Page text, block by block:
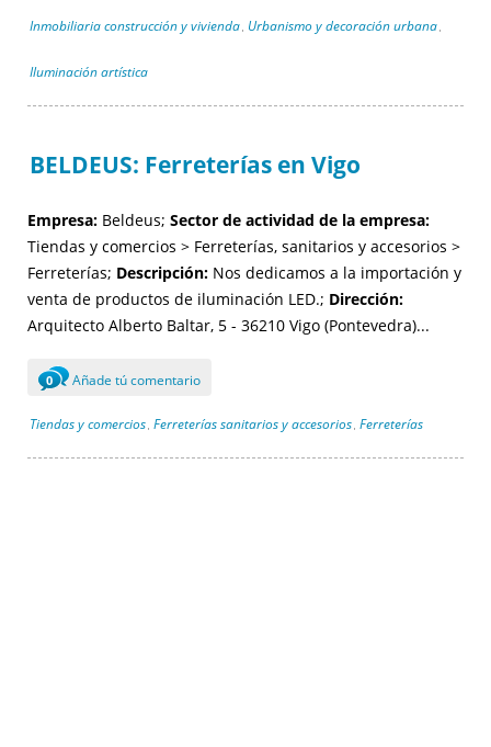
Inmobiliaria construcción y vivienda , Urbanismo y decoración urbana ,
Iluminación artística
BELDEUS: Ferreterías en Vigo
Empresa: Beldeus; Sector de actividad de la empresa:
Tiendas y comercios > Ferreterías, sanitarios y accesorios >
Ferreterías; Descripción: Nos dedicamos a la importación y
venta de productos de iluminación LED.; Dirección:
Arquitecto Alberto Baltar, 5 - 36210 Vigo (Pontevedra)...
0 Añade tú comentario
Tiendas y comercios , Ferreterías sanitarios y accesorios , Ferreterías